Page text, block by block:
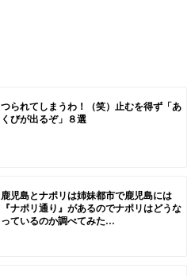
つられてしまうわ！（笑）止むを得ず「あ
くびが出るぞ」８選
鹿児島とナポリは姉妹都市で鹿児島には
『ナポリ通り』があるのでナポリはどうな
っているのか調べてみた...